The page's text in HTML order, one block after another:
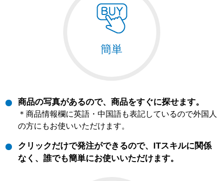
簡単
商品の写真があるので、商品をすぐに探せます。
＊商品情報欄に英語・中国語も表記しているので外国人
の方にもお使いいただけます。
クリックだけで発注ができるので、ITスキルに関係
なく、誰でも簡単にお使いいただけます。